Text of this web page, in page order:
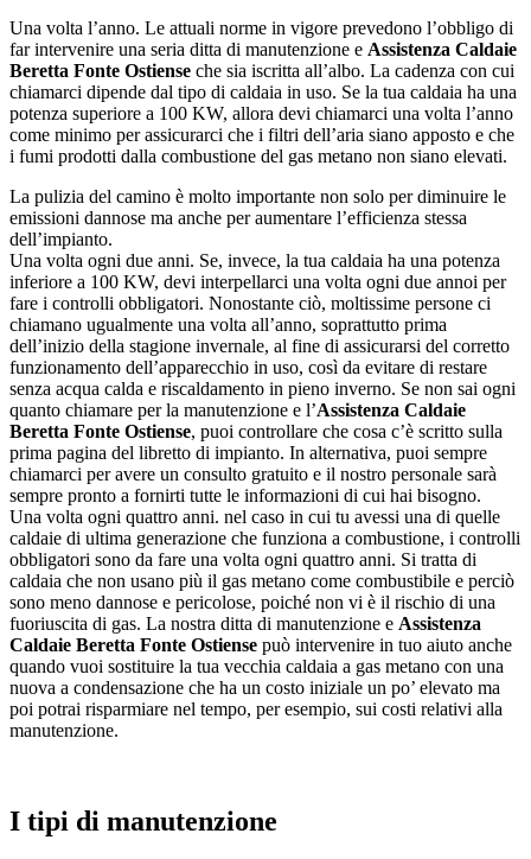
Una volta l’anno. Le attuali norme in vigore prevedono l’obbligo di
far intervenire una seria ditta di manutenzione e Assistenza Caldaie
Beretta Fonte Ostiense che sia iscritta all’albo. La cadenza con cui
chiamarci dipende dal tipo di caldaia in uso. Se la tua caldaia ha una
potenza superiore a 100 KW, allora devi chiamarci una volta l’anno
come minimo per assicurarci che i filtri dell’aria siano apposto e che
i fumi prodotti dalla combustione del gas metano non siano elevati.
La pulizia del camino è molto importante non solo per diminuire le
emissioni dannose ma anche per aumentare l’efficienza stessa
dell’impianto.
Una volta ogni due anni. Se, invece, la tua caldaia ha una potenza
inferiore a 100 KW, devi interpellarci una volta ogni due annoi per
fare i controlli obbligatori. Nonostante ciò, moltissime persone ci
chiamano ugualmente una volta all’anno, soprattutto prima
dell’inizio della stagione invernale, al fine di assicurarsi del corretto
funzionamento dell’apparecchio in uso, così da evitare di restare
senza acqua calda e riscaldamento in pieno inverno. Se non sai ogni
quanto chiamare per la manutenzione e l’Assistenza Caldaie
Beretta Fonte Ostiense, puoi controllare che cosa c’è scritto sulla
prima pagina del libretto di impianto. In alternativa, puoi sempre
chiamarci per avere un consulto gratuito e il nostro personale sarà
sempre pronto a fornirti tutte le informazioni di cui hai bisogno.
Una volta ogni quattro anni. nel caso in cui tu avessi una di quelle
caldaie di ultima generazione che funziona a combustione, i controlli
obbligatori sono da fare una volta ogni quattro anni. Si tratta di
caldaia che non usano più il gas metano come combustibile e perciò
sono meno dannose e pericolose, poiché non vi è il rischio di una
fuoriuscita di gas. La nostra ditta di manutenzione e Assistenza
Caldaie Beretta Fonte Ostiense può intervenire in tuo aiuto anche
quando vuoi sostituire la tua vecchia caldaia a gas metano con una
nuova a condensazione che ha un costo iniziale un po’ elevato ma
poi potrai risparmiare nel tempo, per esempio, sui costi relativi alla
manutenzione.
I tipi di manutenzione